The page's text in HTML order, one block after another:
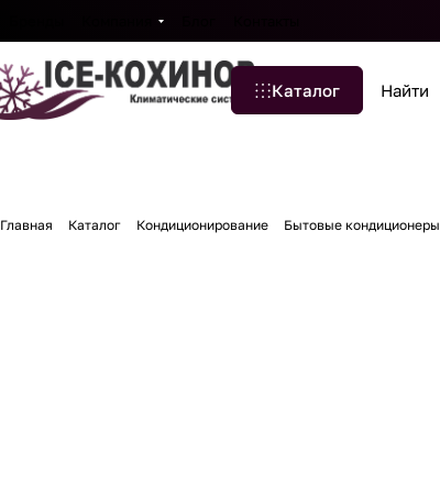
Каталог
Главная Каталог Кондиционирование Бытовые кондиционеры